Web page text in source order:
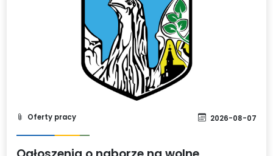
Oferty pracy 2026-08-07